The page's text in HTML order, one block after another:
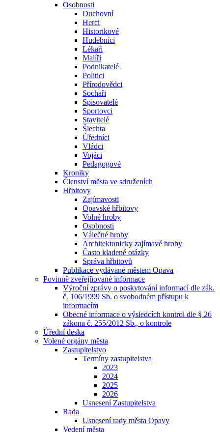
Osobnosti
Duchovní
Herci
Historikové
Hudebníci
Lékaři
Malíři
Podnikatelé
Politici
Přírodovědci
Sochaři
Spisovatelé
Sportovci
Stavitelé
Šlechta
Úředníci
Vládci
Vojáci
Pedagogové
Kroniky
Členství města ve sdruženích
Hřbitovy
Zajímavosti
Opavské hřbitovy
Volné hroby
Osobnosti
Válečné hroby
Architektonicky zajímavé hroby
Často kladené otázky
Správa hřbitovů
Publikace vydávané městem Opava
Povinně zveřejňované informace
Výroční zprávy o poskytování informací dle zák.
č. 106/1999 Sb. o svobodném přístupu k
informacím
Obecné informace o výsledcích kontrol dle § 26
zákona č. 255/2012 Sb., o kontrole
Úřední deska
Volené orgány města
Zastupitelstvo
Termíny zastupitelstva
2023
2024
2025
2026
Usnesení Zastupitelstva
Rada
Usnesení rady města Opavy
Vedení města